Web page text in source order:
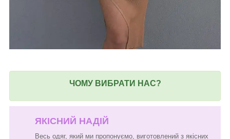
ЧОМУ ВИБРАТИ НАС?
ЯКІСНИЙ НАДІЙ
Весь одяг, який ми пропонуємо, виготовлений з якісних